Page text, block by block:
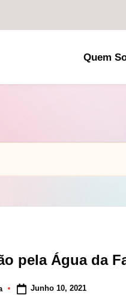
Quem
pela Água da
Junho 10, 2021